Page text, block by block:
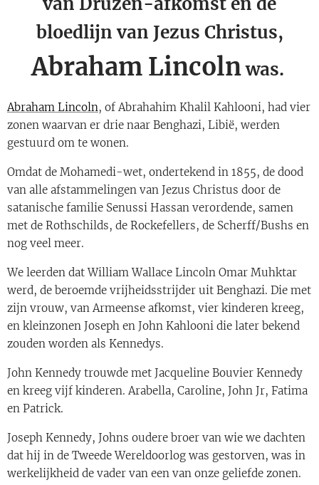
bloedlijn van Jezus Christus,
Abraham Lincolnwas.
Abraham Lincoln, of Abrahahim Khalil Kahlooni, had vier
zonen waarvan er drie naar Benghazi, Libië, werden
gestuurd om te wonen.
Omdat de Mohamedi-wet, ondertekend in 1855, de dood
van alle afstammelingen van Jezus Christus door de
satanische familie Senussi Hassan verordende, samen
met de Rothschilds, de Rockefellers, de Scherff/Bushs en
nog veel meer.
We leerden dat William Wallace Lincoln Omar Muhktar
werd, de beroemde vrijheidsstrijder uit Benghazi. Die met
zijn vrouw, van Armeense afkomst, vier kinderen kreeg,
en kleinzonen Joseph en John Kahlooni die later bekend
zouden worden als Kennedys.
John Kennedy trouwde met Jacqueline Bouvier Kennedy
en kreeg vijf kinderen. Arabella, Caroline, John Jr, Fatima
en Patrick.
Joseph Kennedy, Johns oudere broer van wie we dachten
dat hij in de Tweede Wereldoorlog was gestorven, was in
werkelijkheid de vader van een van onze geliefde zonen.